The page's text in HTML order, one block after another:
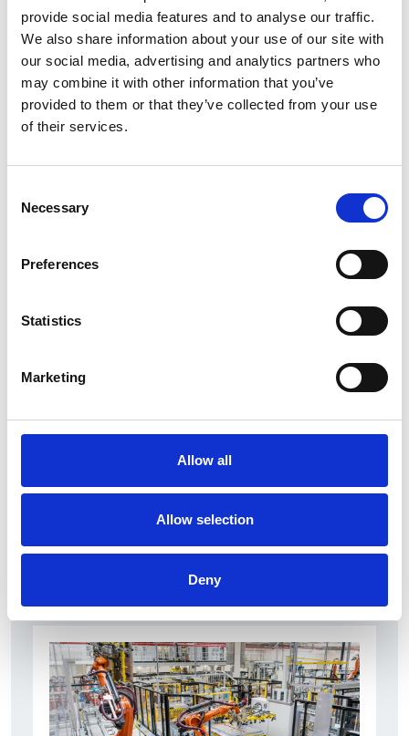
provide social media features and to analyse our traffic.
We also share information about your use of our site with
our social media, advertising and analytics partners who
may combine it with other information that you’ve
provided to them or that they’ve collected from your use
of their services.
Selection
Necessary
Preferences
Statistics
Marketing
Allow all
Allow selection
Deny
7 Agosto 2026
La banca centrale non modifica i tassi ma
rivede le stime di crescita
L’interscambio Italia – Repubblica ha superato
Overview Economica